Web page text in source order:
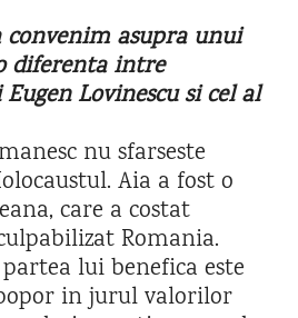
convenim asupra unui
diferenta intre
Lovinescu si cel al
nu sfarseste
Aia a fost o
care a costat
Romania.
lui benefica este
in jurul valorilor